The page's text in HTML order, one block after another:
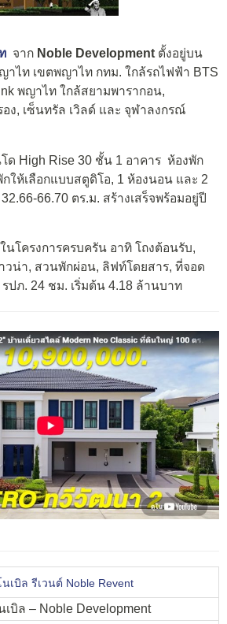
จาก Noble Development ตั้งอยู่บน
ไท เขตพญาไท กทม. ใกล้รถไฟฟ้า BTS
พญาไท ใกล้สยามพารากอน,
ง, เซ็นทรัล เวิลด์ และ จุฬาลงกรณ์
ด High Rise 30 ชั้น 1 อาคาร ห้องพัก
ให้เลือกแบบสตูดิโอ, 1 ห้องนอน และ 2
66.70 ตร.ม. สร้างเสร็จพร้อมอยู่ปี
นโครงการครบครัน อาทิ โถงต้อนรับ,
วน่า, สวนพักผ่อน, ลิฟท์โดยสาร, ที่จอด
ปภ. 24 ชม. เริ่มต้น 4.18 ล้านบาท
นเบิล รีเวนต์ Noble Revent
เบิล – Noble Development